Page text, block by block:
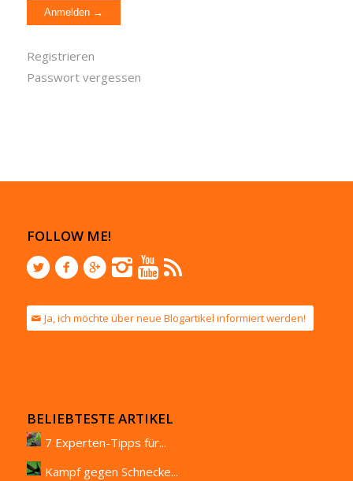
Registrieren
Passwort vergessen
FOLLOW ME!
Ja, ich möchte über neue Blogartikel informiert werden!
BELIEBTESTE ARTIKEL
7 Experten-Tipps für...
Kampf gegen Schnecke...